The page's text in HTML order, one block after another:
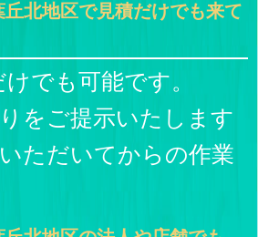
北地区で見積だけでも来て
でも可能です。
をご提示いたします
ただいてからの作業